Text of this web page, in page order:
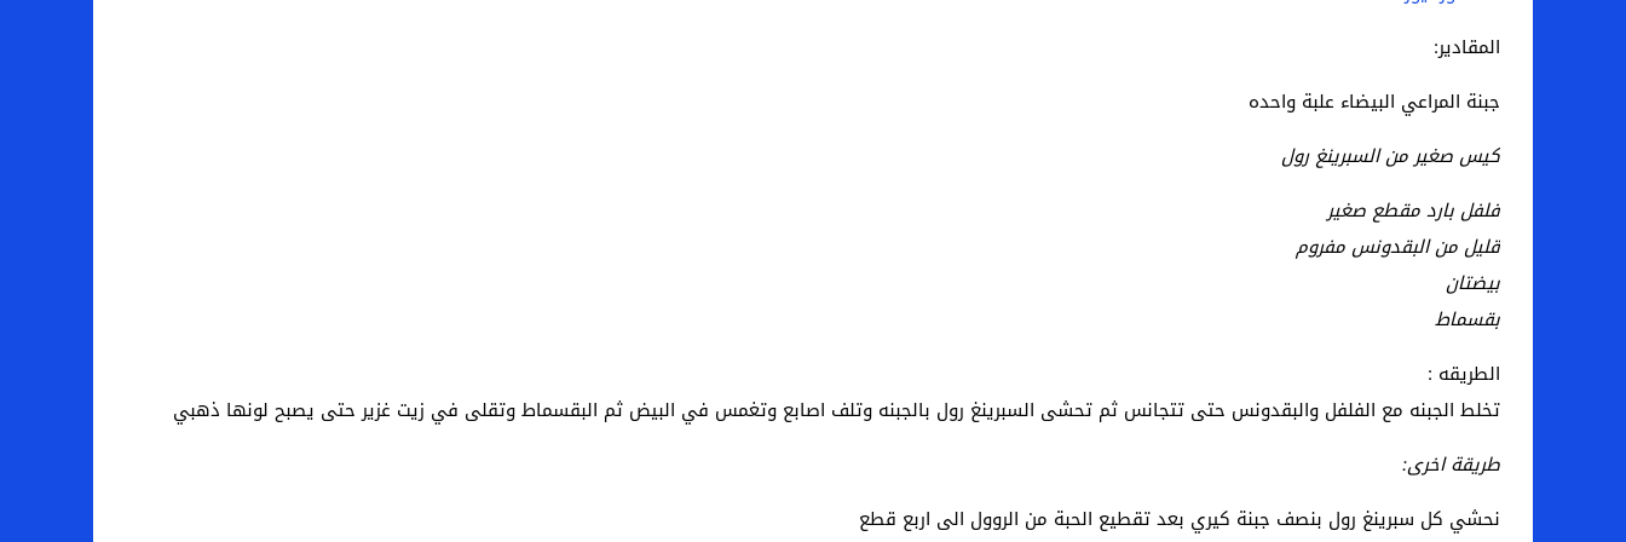
مال و اعمال – انكماش الاقتصاد السعودي للمرة الأولى منذ عامين ونصف
المقادير:
جبنة المراعي البيضاء علبة واحده
كيس صغير من السبرينغ رول
فلفل بارد مقطع صغير
قليل من البقدونس مفروم
بيضتان
بقسماط
الطريقه :
تخلط الجبنه مع الفلفل والبقدونس حتى تتجانس ثم تحشى السبرينغ رول بالجبنه وتلف اصابع وتغمس في البيض ثم البقسماط وتقلى في زيت غزير حتى يصبح لونها ذهبي
طريقة اخرى:
نحشي كل سبرينغ رول بنصف جبنة كيري بعد تقطيع الحبة من الروول الى اربع قطع